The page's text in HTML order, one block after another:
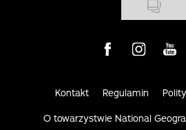
Visit us on Facebook
Visit us on
Visit
Kontakt Regulamin
O towarzystwie National